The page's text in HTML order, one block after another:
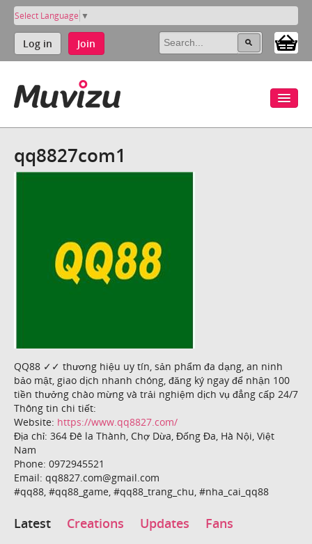
Select Language ▼
Log in Join
qq8827com1
QQ88 ✓✓ thương hiệu uy tín, sản phẩm đa dạng, an ninh
bảo mật, giao dịch nhanh chóng, đăng ký ngay để nhận 100
tiền thưởng chào mừng và trải nghiệm dịch vụ đẳng cấp 24/7
Thông tin chi tiết:
Website: https://www.qq8827.com/
Địa chỉ: 364 Đê la Thành, Chợ Dừa, Đống Đa, Hà Nội, Việt
Nam
Phone: 0972945521
Email: qq8827.com@gmail.com
#qq88, #qq88_game, #qq88_trang_chu, #nha_cai_qq88
Latest Creations Updates Fans